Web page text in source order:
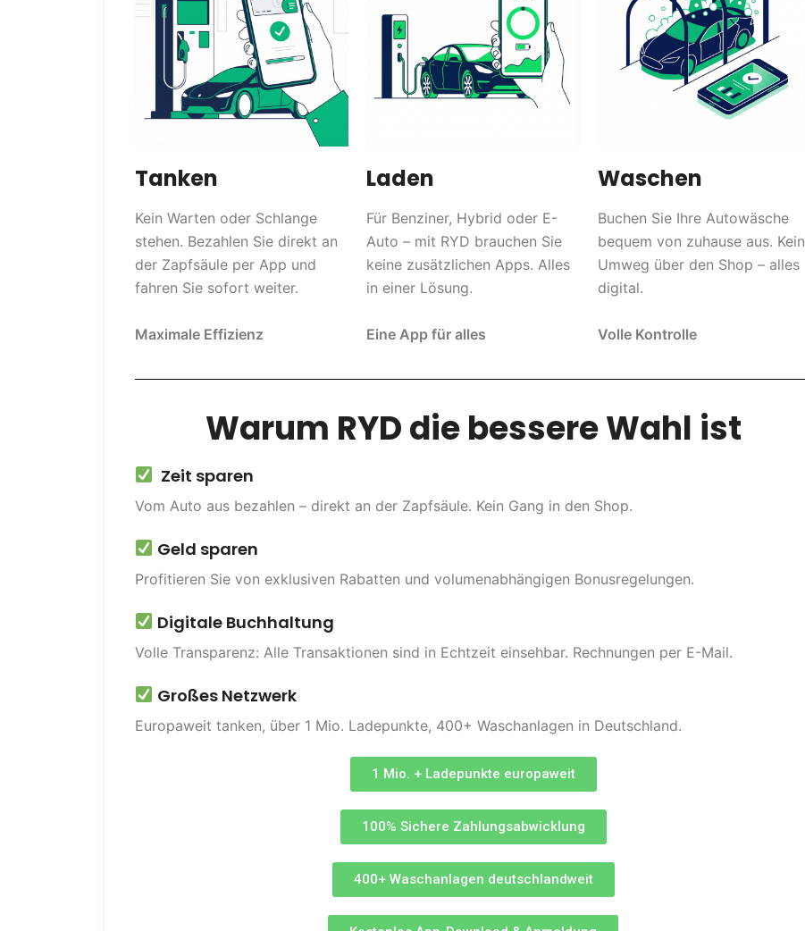
Tanken
Kein Warten oder Schlange
stehen. Bezahlen Sie direkt an
der Zapfsäule per App und
fahren Sie sofort weiter.
Maximale Effizienz
Laden
Für Benziner, Hybrid oder E-
Auto – mit RYD brauchen Sie
keine zusätzlichen Apps. Alles
in einer Lösung.
Eine App für alles
Waschen
Buchen Sie Ihre Autowäsche
bequem von zuhause aus. Kein
Umweg über den Shop – alles
digital.
Volle Kontrolle
Warum RYD die bessere Wahl ist
Zeit sparen
Vom Auto aus bezahlen – direkt an der Zapfsäule. Kein Gang in den Shop.
Geld sparen
Profitieren Sie von exklusiven Rabatten und volumenabhängigen Bonusregelungen.
Digitale Buchhaltung
Volle Transparenz: Alle Transaktionen sind in Echtzeit einsehbar. Rechnungen per E-Mail.
Großes Netzwerk
Europaweit tanken, über 1 Mio. Ladepunkte, 400+ Waschanlagen in Deutschland.
1 Mio. + Ladepunkte europaweit
100% Sichere Zahlungsabwicklung
400+ Waschanlagen deutschlandweit